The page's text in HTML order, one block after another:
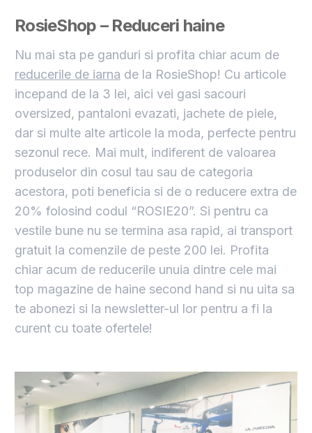
RosieShop – Reduceri haine
Nu mai sta pe ganduri si profita chiar acum de
reducerile de iarna de la RosieShop! Cu articole
incepand de la 3 lei, aici vei gasi sacouri
oversized, pantaloni evazati, jachete de piele,
dar si multe alte articole la moda, perfecte pentru
sezonul rece. Mai mult, indiferent de valoarea
produselor din cosul tau sau de categoria
acestora, poti beneficia si de o reducere extra de
20% folosind codul “ROSIE20”. Si pentru ca
vestile bune nu se termina asa rapid, ai transport
gratuit la comenzile de peste 200 lei. Profita
chiar acum de reducerile unuia dintre cele mai
top magazine de haine second hand si nu uita sa
te abonezi si la newsletter-ul lor pentru a fi la
curent cu toate ofertele!